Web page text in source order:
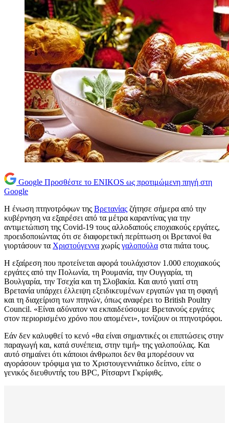
Google Προσθέστε το ENIKOS ως προτιμώμενη πηγή στη
Google
Η ένωση πτηνοτρόφων της Βρετανίας ζήτησε σήμερα από την
κυβέρνηση να εξαιρέσει από τα μέτρα καραντίνας για την
αντιμετώπιση της Covid-19 τους αλλοδαπούς εποχιακούς εργάτες,
προειδοποιώντας ότι σε διαφορετική περίπτωση οι Βρετανοί θα
γιορτάσουν τα Χριστούγεννα χωρίς γαλοπούλα στα πιάτα τους.
Η εξαίρεση που προτείνεται αφορά τουλάχιστον 1.000 εποχιακούς
εργάτες από την Πολωνία, τη Ρουμανία, την Ουγγαρία, τη
Βουλγαρία, την Τσεχία και τη Σλοβακία. Και αυτό γιατί στη
Βρετανία υπάρχει έλλειψη εξειδικευμένων εργατών για τη σφαγή
και τη διαχείριση των πτηνών, όπως αναφέρει το British Poultry
Council. «Είναι αδύνατον να εκπαιδεύσουμε Βρετανούς εργάτες
στον περιορισμένο χρόνο που απομένει», τονίζουν οι πτηνοτρόφοι.
Εάν δεν καλυφθεί το κενό «θα είναι σημαντικές οι επιπτώσεις στην
παραγωγή και, κατά συνέπεια, στην τιμή» της γαλοπούλας. Και
αυτό σημαίνει ότι κάποιοι άνθρωποι δεν θα μπορέσουν να
αγοράσουν τρόφιμα για το Χριστουγεννιάτικο δείπνο, είπε ο
γενικός διευθυντής του BPC, Ρίτσαρντ Γκρίφιθς.